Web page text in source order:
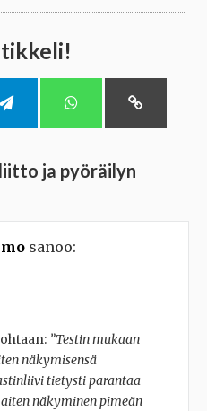
ja pyöräilyn
sanoo:
”Testin mukaan
näkymisensä
tietysti parantaa
näkyminen pimeän